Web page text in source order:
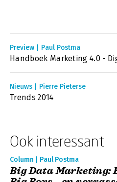
Preview | Paul Postma
Handboek Marketing 4.0 -
Nieuws | Pierre Pieterse
Trends 2014
Ook interessant
Column | Paul Postma
Big Data Marketing: